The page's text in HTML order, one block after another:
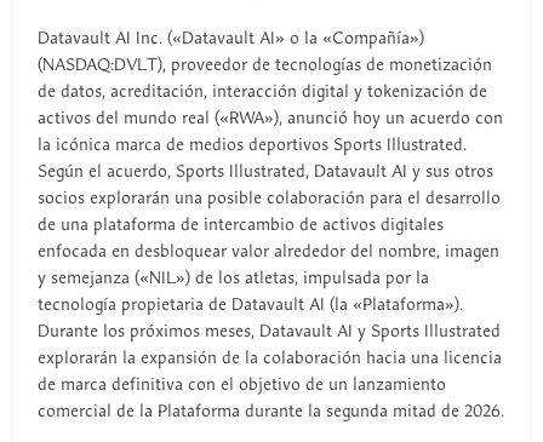
Datavault AI Inc. («Datavault AI» o la «Compañía»)
(NASDAQ:DVLT), proveedor de tecnologías de monetización
de datos, acreditación, interacción digital y tokenización de
activos del mundo real («RWA»), anunció hoy un acuerdo con
la icónica marca de medios deportivos Sports Illustrated.
Según el acuerdo, Sports Illustrated, Datavault AI y sus otros
socios explorarán una posible colaboración para el desarrollo
de una plataforma de intercambio de activos digitales
enfocada en desbloquear valor alrededor del nombre, imagen
y semejanza («NIL») de los atletas, impulsada por la
tecnología propietaria de Datavault AI (la «Plataforma»).
Durante los próximos meses, Datavault AI y Sports Illustrated
explorarán la expansión de la colaboración hacia una licencia
de marca definitiva con el objetivo de un lanzamiento
comercial de la Plataforma durante la segunda mitad de 2026.